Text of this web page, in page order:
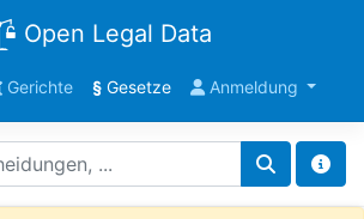
Open Legal Data
Gerichte §Gesetze Anmeldung